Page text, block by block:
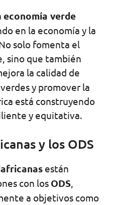
economía verde
en la economía y la
solo fomenta el
sino que también
la calidad de
y promover la
está construyendo
y equitativa.
y los ODS
están
con los ODS,
a objetivos como